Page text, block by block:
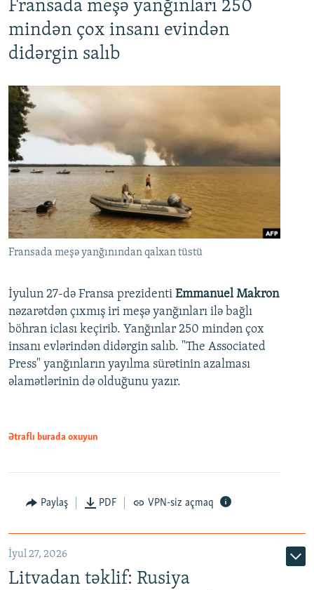
Fransada meşə yanğınları 250
mindən çox insanı evindən
didərgin salıb
Fransada meşə yanğınından qalxan tüstü
İyulun 27-də Fransa prezidenti Emmanuel Makron
nəzarətdən çıxmış iri meşə yanğınları ilə bağlı
böhran iclası keçirib. Yanğınlar 250 mindən çox
insanı evlərindən didərgin salıb. "The Associated
Press" yanğınların yayılma sürətinin azalması
əlamətlərinin də olduğunu yazır.
Ətraflı burada oxuyun
Paylaş PDF VPN-siz açmaq
İyul 27, 2026
Litvadan təklif: Rusiya